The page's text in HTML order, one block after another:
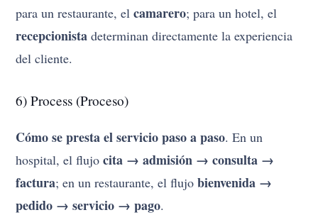
para un restaurante, elcamarero; para un hotel, el
recepcionista determinan directamente la experiencia
del cliente.
6) Process (Proceso)
Cómo se presta el servicio paso a paso. En un
hospital, el flujocita → admisión → consulta →
factura; en un restaurante, el flujobienvenida →
pedido → servicio → pago.